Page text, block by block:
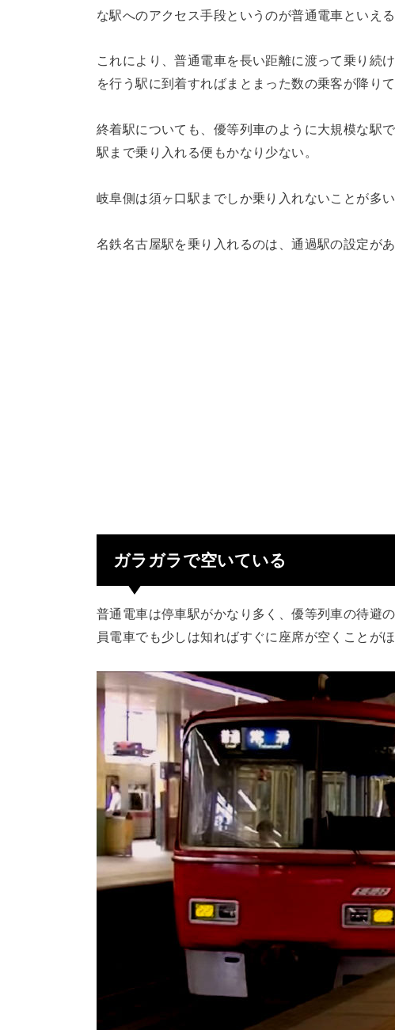
な駅へのアクセス手段というのが普通電車といえる
これにより、普通電車を長い距離に渡って乗り続
を行う駅に到着すればまとまった数の乗客が降りて
終着駅についても、優等列車のように大規模な駅
駅まで乗り入れる便もかなり少ない。
岐阜側は須ヶ口駅までしか乗り入れないことが多
名鉄名古屋駅を乗り入れるのは、通過駅の設定が
ガラガラで空いている
普通電車は停車駅がかなり多く、優等列車の待避
員電車でも少しは知ればすぐに座席が空くことがほ